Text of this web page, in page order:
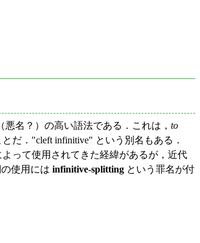
名？）の高い語法である．これは， to
だ．"cleft infinitive" という別名もある．
って使用されてきた経緯があるが，近代
使用には infinitive-splitting という罪名が付